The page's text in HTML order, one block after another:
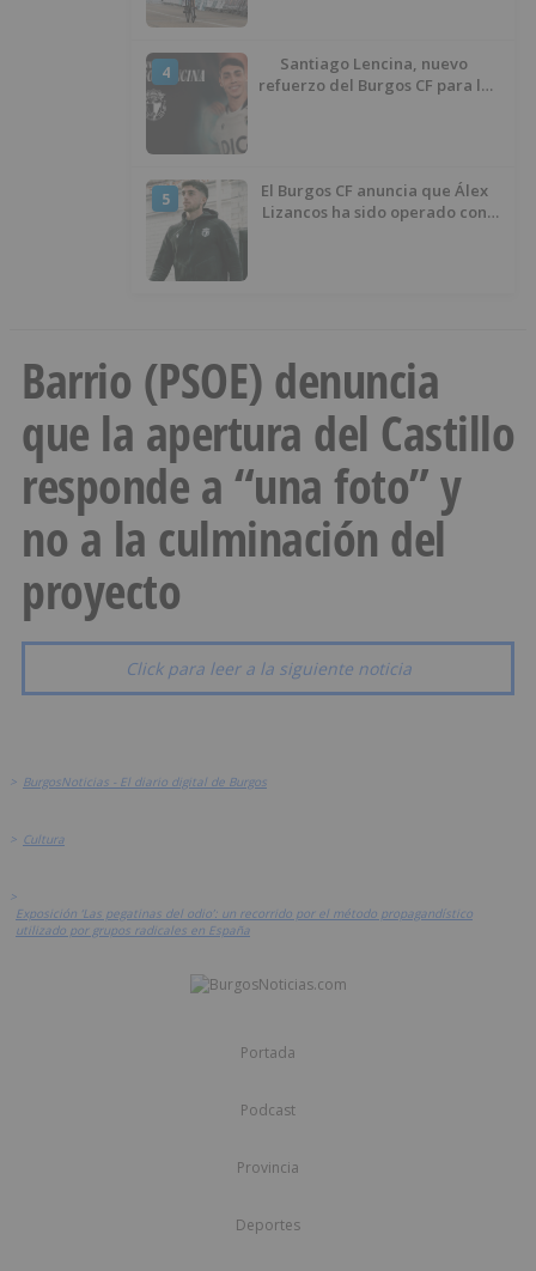
4
Santiago Lencina, nuevo
refuerzo del Burgos CF para la
5
El Burgos CF anuncia que Álex
Lizancos ha sido operado con
Barrio (PSOE) denuncia
que la apertura del Castillo
responde a “una foto” y
no a la culminación del
proyecto
Click para leer a la siguiente noticia
> BurgosNoticias - El diario digital de Burgos
> Cultura
>
Exposición ‘Las pegatinas del odio’: un recorrido por el método propagandístico
utilizado por grupos radicales en España
Portada
Podcast
Provincia
Deportes